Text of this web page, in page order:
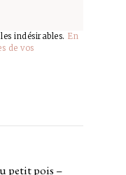
indésirables. En
de vos
petit pois –